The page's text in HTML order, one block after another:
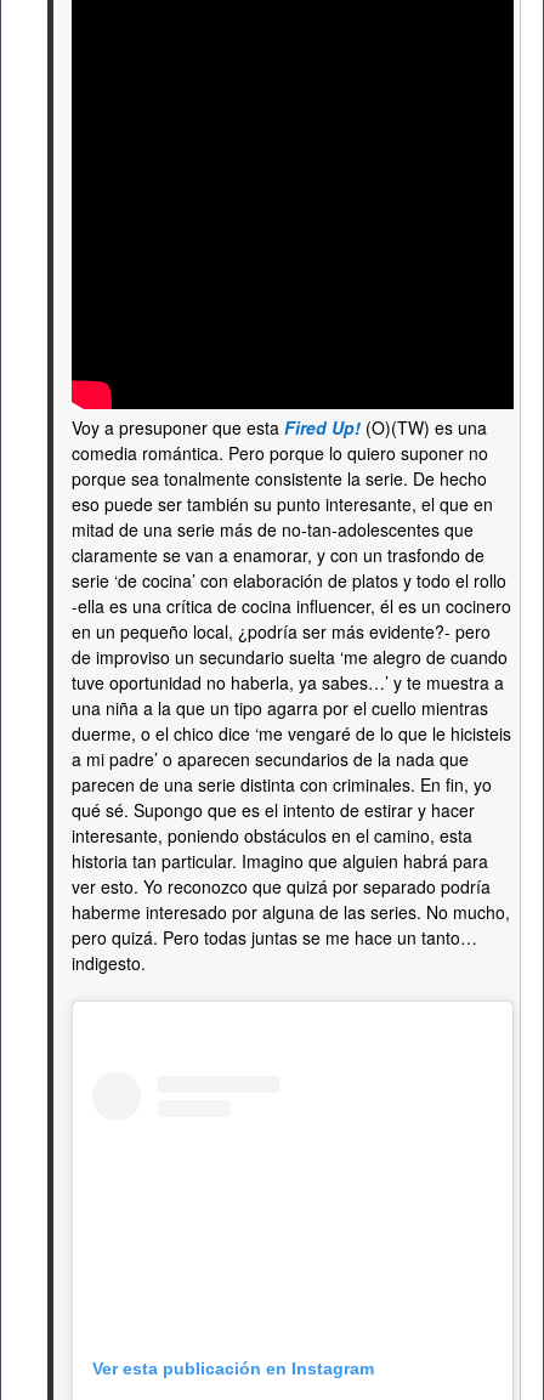
Voy a presuponer que esta Fired Up! (O)(TW) es una
comedia romántica. Pero porque lo quiero suponer no
porque sea tonalmente consistente la serie. De hecho
eso puede ser también su punto interesante, el que en
mitad de una serie más de no-tan-adolescentes que
claramente se van a enamorar, y con un trasfondo de
serie ‘de cocina’ con elaboración de platos y todo el rollo
-ella es una crítica de cocina influencer, él es un cocinero
en un pequeño local, ¿podría ser más evidente?- pero
de improviso un secundario suelta ‘me alegro de cuando
tuve oportunidad no haberla, ya sabes…’ y te muestra a
una niña a la que un tipo agarra por el cuello mientras
duerme, o el chico dice ‘me vengaré de lo que le hicisteis
a mi padre’ o aparecen secundarios de la nada que
parecen de una serie distinta con criminales. En fin, yo
qué sé. Supongo que es el intento de estirar y hacer
interesante, poniendo obstáculos en el camino, esta
historia tan particular. Imagino que alguien habrá para
ver esto. Yo reconozco que quizá por separado podría
haberme interesado por alguna de las series. No mucho,
pero quizá. Pero todas juntas se me hace un tanto…
indigesto.
Ver esta publicación en Instagram